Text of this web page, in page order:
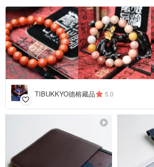
TIBUKKYO德榕藏品 5.0